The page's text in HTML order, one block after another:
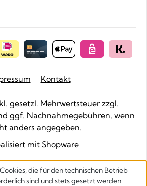
Kontakt
gesetzl. Mehrwertsteuer zzgl.
ggf. Nachnahmegebühren, wenn
anders angegeben.
mit Shopware
die für den technischen Betrieb
sind und stets gesetzt werden.